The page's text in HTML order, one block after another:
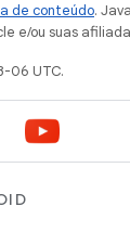
de conteúdo.
e/ou suas
06 UTC.